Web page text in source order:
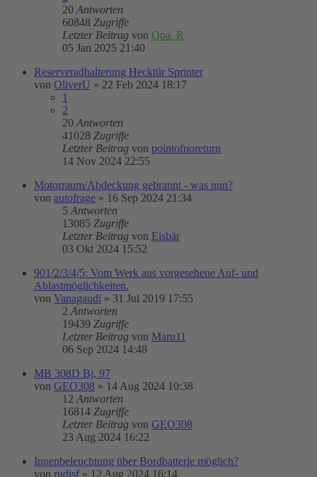
20 Antworten
60848 Zugriffe
Letzter Beitrag von Opa_R
05 Jan 2025 21:40
Reserveradhalterung Hecktür Sprinter
von OliverU » 22 Feb 2024 18:17
1
2
20 Antworten
41028 Zugriffe
Letzter Beitrag von pointofnoreturn
14 Nov 2024 22:55
Motorraum/Abdeckung gebrannt - was nun?
von autofrage » 16 Sep 2024 21:34
5 Antworten
13085 Zugriffe
Letzter Beitrag von Eisbär
03 Okt 2024 15:52
901/2/3/4/5: Vom Werk aus vorgesehene Auf- und
Ablastmöglichkeiten.
von Vanagaudi » 31 Jul 2019 17:55
2 Antworten
19439 Zugriffe
Letzter Beitrag von Maru11
06 Sep 2024 14:48
MB 308D Bj, 97
von GEO308 » 14 Aug 2024 10:38
12 Antworten
16814 Zugriffe
Letzter Beitrag von GEO308
23 Aug 2024 16:22
Innenbeleuchtung über Bordbatterie möglich?
von rudisf » 12 Aug 2024 16:14